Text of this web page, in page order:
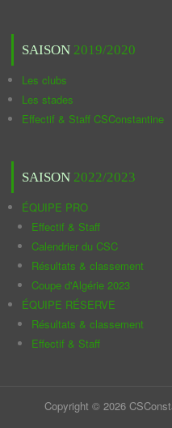
SAISON 2019/2020
Les clubs
Les stades
Effectif & Staff CSConstantine
SAISON 2022/2023
ÉQUIPE PRO
Effectif & Staff
Calendrier du CSC
Résultats & classement
Coupe d'Algérie 2023
ÉQUIPE RÉSERVE
Résultats & classement
Effectif & Staff
Copyright © 2026